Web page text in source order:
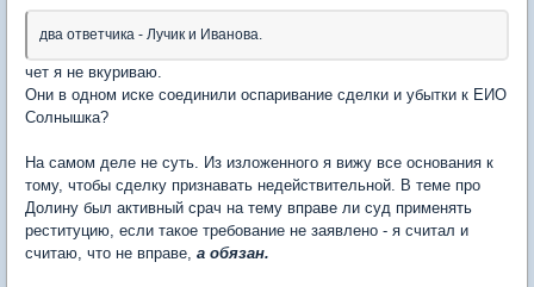
два ответчика - Лучик и Иванова.
чет я не вкуриваю.
Они в одном иске соединили оспаривание сделки и убытки к ЕИО
Солнышка?
На самом деле не суть. Из изложенного я вижу все основания к
тому, чтобы сделку признавать недействительной. В теме про
Долину был активный срач на тему вправе ли суд применять
реституцию, если такое требование не заявлено - я считал и
считаю, что не вправе, а обязан.